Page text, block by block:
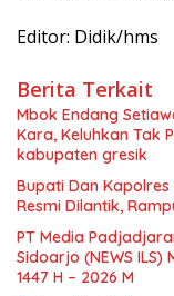
Editor: Didik/hms
Berita Terkait
Mbok Endang
Kara, Keluhkan Tak
kabupaten gresik
​Bupati Dan Kapolres
Resmi Dilantik,
PT Media
Sidoarjo (NEWS
1447 H – 2026 M